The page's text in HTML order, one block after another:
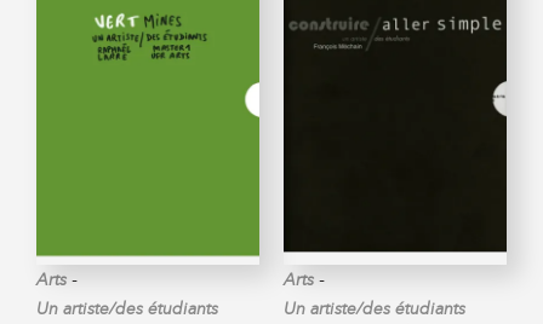
Arts -
Un artiste/des étudiants
Arts -
Un artiste/des étudiants